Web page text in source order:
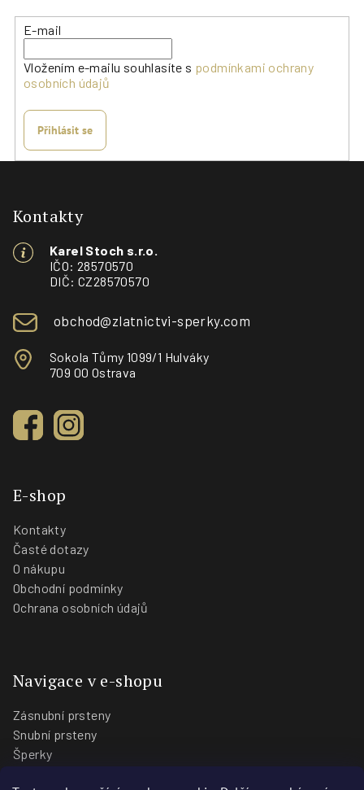
E-mail
Vložením e-mailu souhlasíte s podmínkami ochrany
osobních údajů
Přihlásit se
Kontakty
Karel Stoch s.r.o.
IČO: 28570570
DIČ: CZ28570570
obchod@zlatnictvi-sperky.com
Sokola Tůmy 1099/1 Hulváky
709 00 Ostrava
E-shop
Kontakty
Časté dotazy
O nákupu
Obchodní podmínky
Ochrana osobních údajů
Navigace v e-shopu
Zásnubní prsteny
Snubní prsteny
Šperky